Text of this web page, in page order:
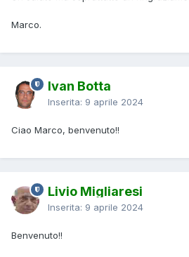
Marco.
Ivan Botta
Inserita: 9 aprile 2024
Ciao Marco, benvenuto!!
Livio Migliaresi
Inserita: 9 aprile 2024
Benvenuto!!